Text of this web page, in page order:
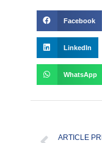
Facebook
LinkedIn
WhatsApp